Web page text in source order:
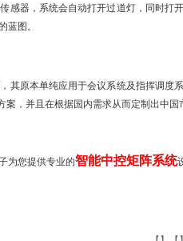
感器，系统会自动打开过道灯，同时
蓝图。
其原本单纯应用于会议系统及指挥调
，并且在根据国内需求从而定制出中
为您提供专业的智能中控矩阵系统